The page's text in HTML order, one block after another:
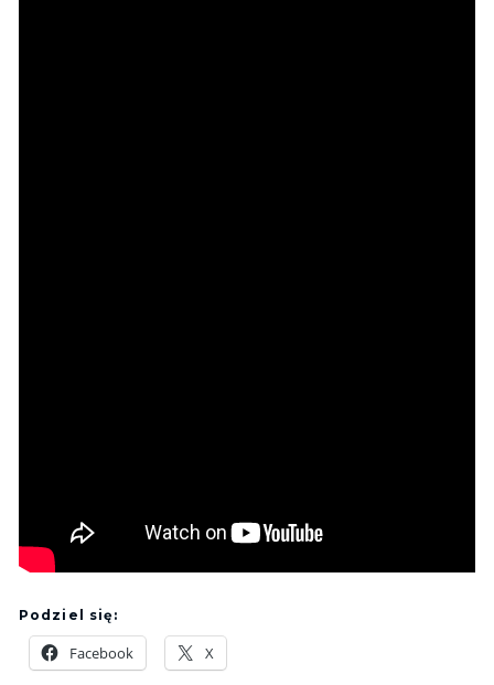
Podziel się:
Facebook X